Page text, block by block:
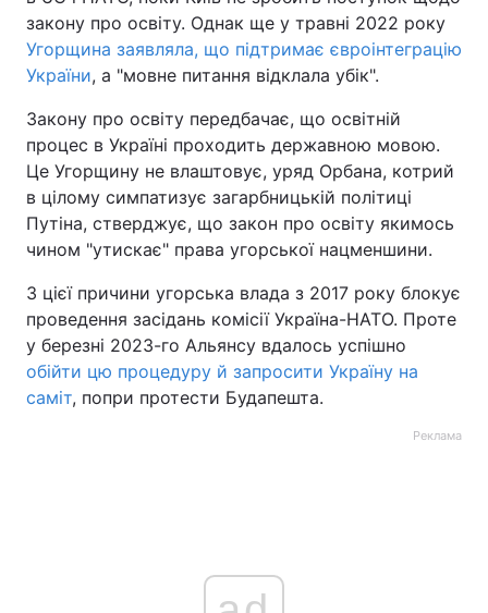
закону про освіту. Однак ще у травні 2022 року
Угорщина заявляла, що підтримає євроінтеграцію
України, а "мовне питання відклала убік".
Закону про освіту передбачає, що освітній
процес в Україні проходить державною мовою.
Це Угорщину не влаштовує, уряд Орбана, котрий
в цілому симпатизує загарбницькій політиці
Путіна, стверджує, що закон про освіту якимось
чином "утискає" права угорської нацменшини.
З цієї причини угорська влада з 2017 року блокує
проведення засідань комісії Україна-НАТО. Проте
у березні 2023-го Альянсу вдалось успішно
обійти цю процедуру й запросити Україну на
саміт, попри протести Будапешта.
Реклама